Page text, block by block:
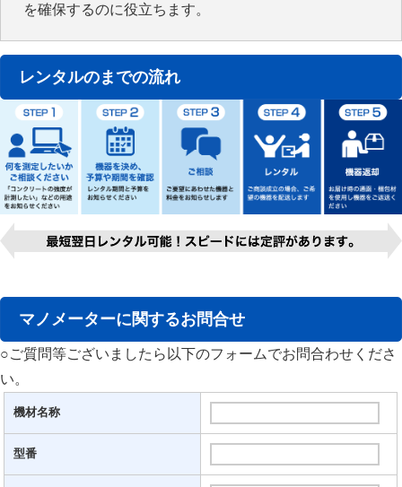
を確保するのに役立ちます。
レンタルのまでの流れ
マノメーターに関するお問合せ
○ご質問等ございましたら以下のフォームでお問合わせくださ
い。
機材名称
型番